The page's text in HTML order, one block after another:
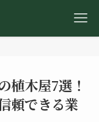
植木屋7選！
頼できる業